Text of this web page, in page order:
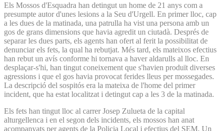
Els Mossos d'Esquadra han detingut un home de 21 anys com a
presumpte autor d'unes lesions a la Seu d'Urgell. En primer lloc, cap
a les dues de la matinada, una patrulla ha vist una persona amb un
gos de grans dimensions que havia agredit un ciutadà. Després de
separar les dues parts, els agents han ofert al ferit la possibilitat de
denunciar els fets, la qual ha rebutjat. Més tard, els mateixos efectius
han rebut un avís conforme hi tornava a haver aldarulls al lloc. En
desplaçar-s'hi, han tingut coneixement que s'havien produït diverses
agressions i que el gos havia provocat ferides lleus per mossegades.
La descripció del sospitós era la mateixa de l'home del primer
incident, que ha estat localitzat i detingut cap a les 3 de la matinada.
Els fets han tingut lloc al carrer Josep Zulueta de la capital
alturgellenca i en el segon dels incidents, els mossos han anat
acompanyats per agents de la Policia Local i efectius del SEM. Un